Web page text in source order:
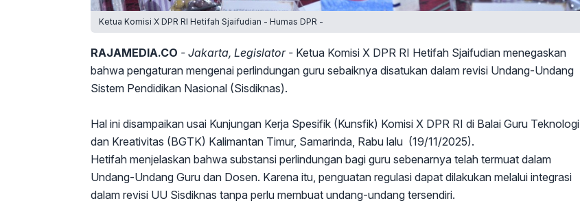
Ketua Komisi X DPR RI Hetifah Sjaifudian - Humas DPR -
RAJAMEDIA.CO - Jakarta, Legislator - Ketua Komisi X DPR RI Hetifah Sjaifudian menegaskan
bahwa pengaturan mengenai perlindungan guru sebaiknya disatukan dalam revisi Undang-Undang
Sistem Pendidikan Nasional (Sisdiknas).
Hal ini disampaikan usai Kunjungan Kerja Spesifik (Kunsfik) Komisi X DPR RI di Balai Guru Teknologi
dan Kreativitas (BGTK) Kalimantan Timur, Samarinda, Rabu lalu (19/11/2025).
Hetifah menjelaskan bahwa substansi perlindungan bagi guru sebenarnya telah termuat dalam
Undang-Undang Guru dan Dosen. Karena itu, penguatan regulasi dapat dilakukan melalui integrasi
dalam revisi UU Sisdiknas tanpa perlu membuat undang-undang tersendiri.